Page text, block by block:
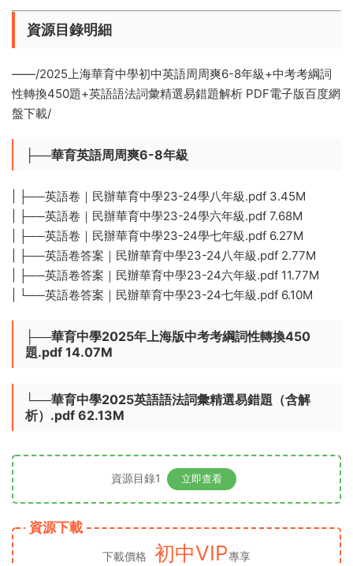
資源目錄明細
——/2025上海華育中學初中英語周周爽6-8年級+中考考綱詞
性轉換450題+英語語法詞彙精選易錯題解析 PDF電子版百度網
盤下載/
├──華育英語周周爽6-8年級
| ├──英語卷｜民辦華育中學23-24學八年級.pdf 3.45M
| ├──英語卷｜民辦華育中學23-24學六年級.pdf 7.68M
| ├──英語卷｜民辦華育中學23-24學七年級.pdf 6.27M
| ├──英語卷答案｜民辦華育中學23-24八年級.pdf 2.77M
| ├──英語卷答案｜民辦華育中學23-24六年級.pdf 11.77M
| └──英語卷答案｜民辦華育中學23-24七年級.pdf 6.10M
├──華育中學2025年上海版中考考綱詞性轉換450
題.pdf 14.07M
└──華育中學2025英語語法詞彙精選易錯題（含解
析）.pdf 62.13M
資源目錄1 立即查看
資源下載
下載價格 初中VIP專享